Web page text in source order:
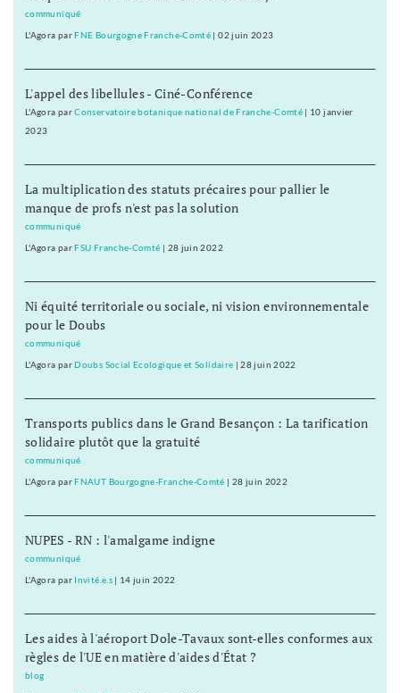
communiqué
L'Agora parFNE Bourgogne Franche-Comté |02 juin 2023
L'appel des libellules - Ciné-Conférence
L'Agora parConservatoire botanique national de Franche-Comté| 10 janvier
2023
La multiplication des statuts précaires pour pallier le
manque de profs n'est pas la solution
communiqué
L'Agora parFSU Franche-Comté | 28 juin 2022
Ni équité territoriale ou sociale, ni vision environnementale
pour le Doubs
communiqué
L'Agora parDoubs Social Ecologique et Solidaire |28 juin 2022
Transports publics dans le Grand Besançon : La tarification
solidaire plutôt que la gratuité
communiqué
L'Agora parFNAUT Bourgogne-Franche-Comté | 28 juin 2022
NUPES - RN : l'amalgame indigne
communiqué
L'Agora par Invité.e.s| 14 juin 2022
Les aides à l'aéroport Dole-Tavaux sont-elles conformes aux
règles de l'UE en matière d'aides d'État ?
blog